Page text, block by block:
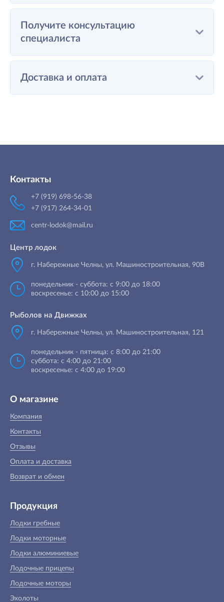
Получите консультацию
специалиста
Доставка и оплата
Контакты
+7 (919) 698-56-38
+7 (917) 264-34-01
centr-lodok@mail.ru
Центр лодок
г. Набережные Челны, ул. Машиностроительная, 90B
понедельник - суббота: с 9:00 до 18:00
воскресенье: с 10:00 до 15:00
Рыболов на Движках
г. Набережные Челны, ул. Машиностроительная, 121
понедельник - пятница: с 8:00 до 21:00
суббота: с 4:00 до 21:00
воскресенье: с 4:00 до 19:00
О магазине
Компания
Контакты
Отзывы
Оплата и доставка
Возврат и обмен
Продукция
Лодки гребные
Лодки моторные
Лодки алюминиевые
Лодочные прицепы
Лодочные моторы
Эхолоты